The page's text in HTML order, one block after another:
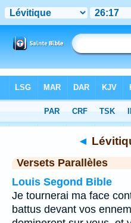
Chapitre 26 > Verset 17
◄
Versets Parallèles
Louis Segond Bible
Je tournerai ma face
battus devant vos